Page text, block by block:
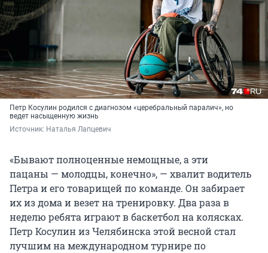
Петр Косулин родился с диагнозом «церебральный паралич», но
ведет насыщенную жизнь
Источник: Наталья Лапцевич
«Бывают полноценные немощные, а эти
пацаны — молодцы, конечно», — хвалит водитель
Петра и его товарищей по команде. Он забирает
их из дома и везет на тренировку. Два раза в
неделю ребята играют в баскетбол на колясках.
Петр Косулин из Челябинска этой весной стал
лучшим на международном турнире по